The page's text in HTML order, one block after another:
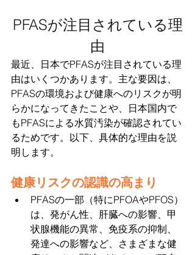
PFASが注目されている理
由
最近、日本でPFASが注目されている理
由はいくつかあります。主な要因は、
PFASの環境および健康へのリスクが明
らかになってきたことや、日本国内で
もPFASによる水質汚染が確認されてい
るためです。以下、具体的な理由を説
明します。
健康リスクの認識の高まり
PFASの一部（特にPFOAやPFOS）
は、発がん性、肝臓への影響、甲
状腺機能の異常、免疫系の抑制、
発達への影響など、さまざまな健